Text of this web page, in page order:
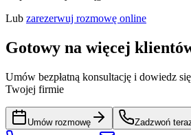
Lub zarezerwuj rozmowę online
Gotowy na więcej
Umów bezpłatną konsultację i dowiedz
Twojej firmie
Umów rozmowę Zadzwoń